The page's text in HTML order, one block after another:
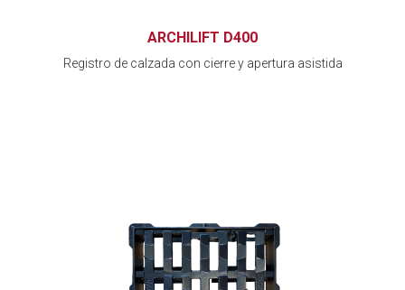
ARCHILIFT D400
Registro de calzada con cierre y apertura asistida